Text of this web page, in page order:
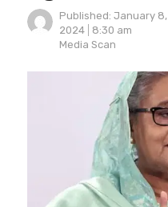
Published: January 8,
2024
8:30 am
Author
Media Scan